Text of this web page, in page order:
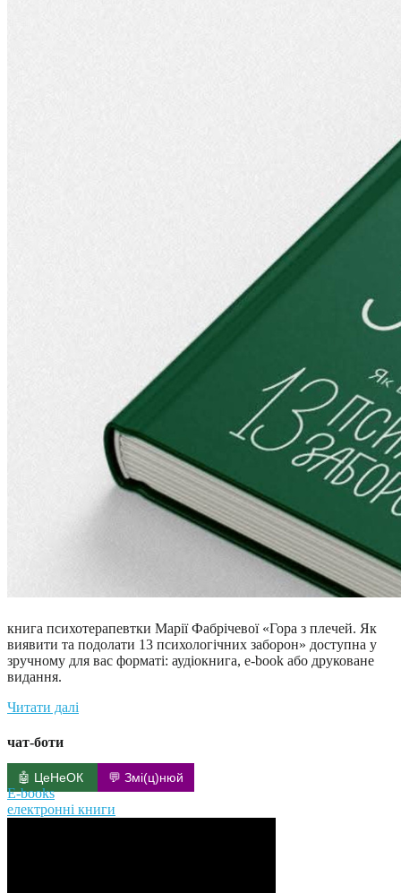
книга психотерапевтки Марії Фабрічевої «Гора з плечей. Як
виявити та подолати 13 психологічних заборон» доступна у
зручному для вас форматі: аудіокнига, e-book або друковане
видання.
Читати далі
чат-боти
🤖 ЦеНеОК 💬 Змі(ц)нюй
E-books
електронні книги